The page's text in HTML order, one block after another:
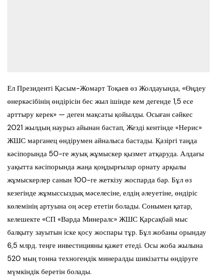
Ел Президенті Қасым-Жомарт Тоқаев өз Жолдауында, «Өңдеу
өнеркәсібінің өндірісін бес жыл ішінде кем дегенде 1,5 есе
арттыру керек» — деген мақсаты қойылды. Осыған сәйкес
2021 жылдың наурыз айынан бастап, Жезді кентінде «Нерис»
ЖШС марганец өндірумен айналыса бастады. Қазіргі таңда
кәсіпорында 50-ге жуық жұмыскер қызмет атқаруда. Алдағы
уақытта кәсіпорында жаңа қоңдырғылар орнату арқылы
жұмыскерлер санын 100-ге жеткізу жоспарда бар. Бұл өз
кезегінде жұмыссыздық мәселесіне, елдің әлеуетіне, өндіріс
көлемінің артуына оң әсер ететін болады. Сонымен қатар,
келешекте «СП «Варда Минералс» ЖШС Қарсақбай мыс
балқыту зауытын іске қосу жоспары тұр. Бұл жобаны орындау
6,5 млрд. теңге инвестицияны қажет етеді. Осы жоба жылына
520 мың тонна техногендік минералды шикізатты өндіруге
мүмкіндік беретін болады.